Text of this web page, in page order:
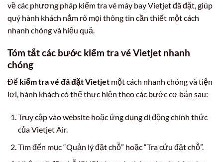
về các phương pháp kiểm tra vé máy bay Vietjet đã đặt, giúp
quý hành khách nắm rõ mọi thông tin cần thiết một cách
nhanh chóng và hiệu quả.
Tóm tắt các bước kiểm tra vé Vietjet nhanh
chóng
Để kiểm tra vé đã đặt Vietjet một cách nhanh chóng và tiện
lợi, hành khách có thể thực hiện theo các bước cơ bản sau:
Truy cập vào website hoặc ứng dụng di động chính thức
của Vietjet Air.
Tìm đến mục “Quản lý đặt chỗ” hoặc “Tra cứu đặt chỗ”.